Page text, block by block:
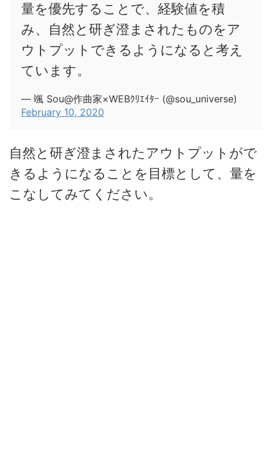
量を優先することで、経験値を積
み、自然と研ぎ澄まされたものをア
ウトプットできるようになると考え
ています。
— 颯 Sou@作曲家×WEBｸﾘｴｲﾀｰ (@sou_universe)
February 10, 2020
自然と研ぎ澄まされたアウトプットがで
きるようになることを目標として、量を
こなしてみてください。